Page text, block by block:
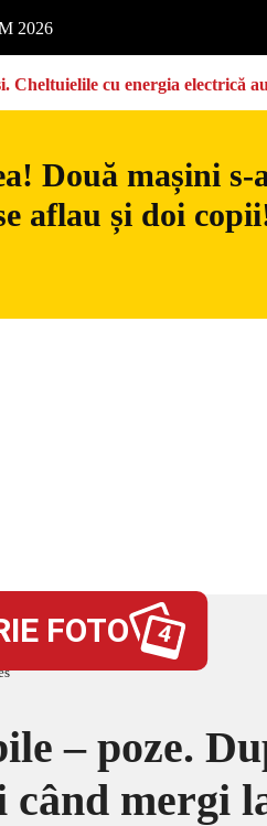
2026
Cheltuielile cu energia electrică
Două mașini
aflau și doi
atunci când mergi la cules
FOTO 4
– poze.
mergi